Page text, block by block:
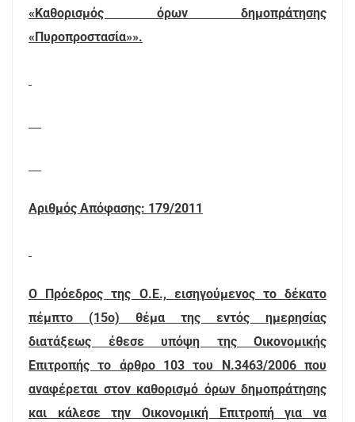
«Καθορισμός όρων δημοπράτησης
«Πυροπροστασία»».
Αριθμός Απόφασης: 179/2011
Ο Πρόεδρος της Ο.Ε., εισηγούμενος το δέκατο
πέμπτο (15ο) θέμα της εντός ημερησίας
διατάξεως έθεσε υπόψη της Οικονομικής
Επιτροπής το άρθρο 103 του Ν.3463/2006 που
αναφέρεται στον καθορισμό όρων δημοπράτησης
και κάλεσε την Οικονομική Επιτροπή για να